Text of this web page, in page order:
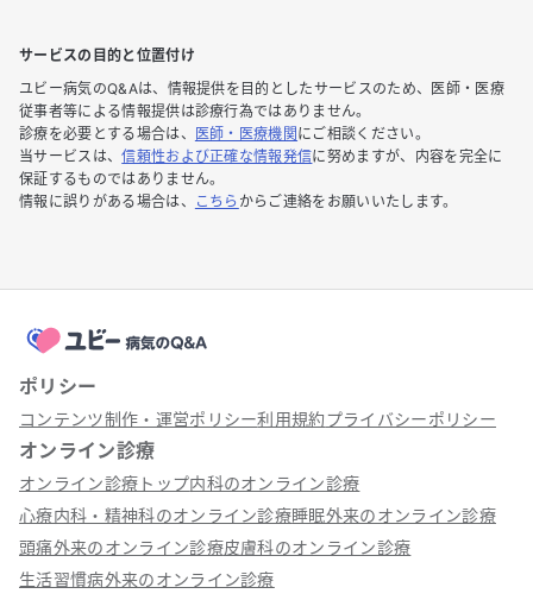
サービスの目的と位置付け
ユビー病気のQ&Aは、情報提供を目的としたサービスのため、医師・医療
従事者等による情報提供は診療行為ではありません。
診療を必要とする場合は、
医師・医療機関 にご相談ください。
当サービスは、信頼性および正確な情報発信に努めますが、内容を完全に
保証するものではありません。
情報に誤りがある場合は、
こちら からご連絡をお願いいたします。
ポリシー
コンテンツ制作・運営ポリシー利用規約プライバシーポリシー
オンライン診療
オンライン診療トップ内科のオンライン診療
心療内科・精神科のオンライン診療睡眠外来のオンライン診療
頭痛外来のオンライン診療皮膚科のオンライン診療
生活習慣病外来のオンライン診療